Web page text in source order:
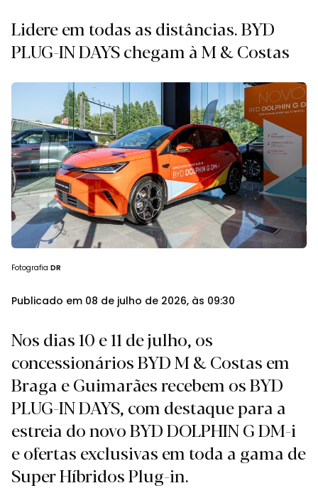
Lidere em todas as distâncias. BYD
PLUG-IN DAYS chegam à M & Costas
Fotografia DR
Publicado em 08 de julho de 2026, às 09:30
Nos dias 10 e 11 de julho, os
concessionários BYD M & Costas em
Braga e Guimarães recebem os BYD
PLUG-IN DAYS, com destaque para a
estreia do novo BYD DOLPHIN G DM-i
e ofertas exclusivas em toda a gama de
Super Híbridos Plug-in.